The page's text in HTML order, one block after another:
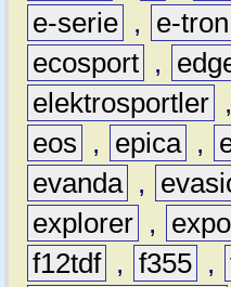
e-serie , e-tron
ecosport ,
elektrosportler ,
eos
, epica ,
evanda ,
explorer ,
f12tdf , f355 ,